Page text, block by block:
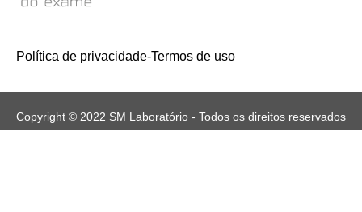
Política de privacidade-Termos de uso
Copyright © 2022 SM Laboratório - Todos os direitos reservados